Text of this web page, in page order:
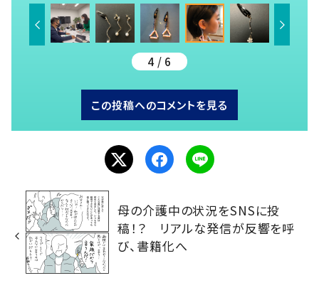
4 / 6
この投稿へのコメントを見る
母の介護中の状況をSNSに投
稿！？ リアルな発信が反響を呼
び、書籍化へ